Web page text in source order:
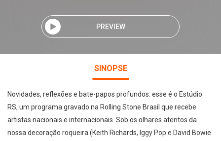
PREVIEW
SINOPSE
Novidades, reflexões e bate-papos profundos: esse é o Estúdio
RS, um programa gravado na Rolling Stone Brasil que recebe
artistas nacionais e internacionais. Sob os olhares atentos da
nossa decoração roqueira (Keith Richards, Iggy Pop e David Bowie